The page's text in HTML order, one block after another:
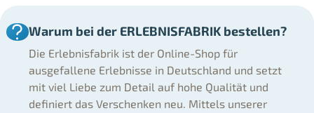
Warum bei der ERLEBNISFABRIK bestellen?
Die Erlebnisfabrik ist der Online-Shop für
ausgefallene Erlebnisse in Deutschland und setzt
mit viel Liebe zum Detail auf hohe Qualität und
definiert das Verschenken neu. Mittels unserer